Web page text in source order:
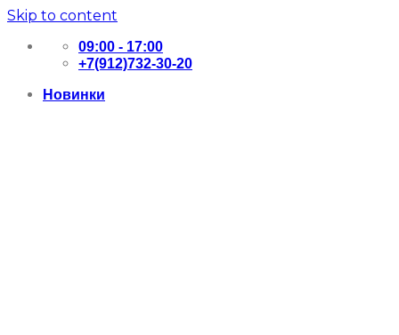
Skip to content
09:00 - 17:00
+7(912)732-30-20
Новинки